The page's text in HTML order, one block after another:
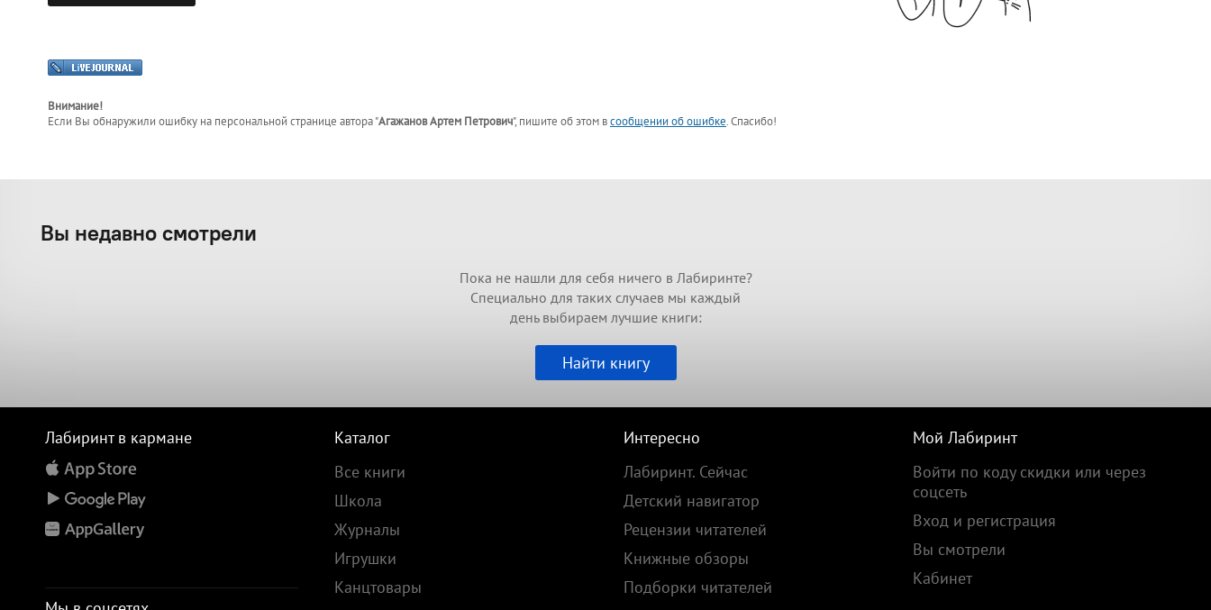
Внимание!
Если Вы обнаружили ошибку на персональной странице автора "Агажанов Артем Петрович", пишите об этом всообщении об ошибке. Спасибо!
Вы недавно смотрели
Пока не нашли для себя ничего в Лабиринте?
Специально для таких случаев мы каждый
день выбираем лучшие книги:
Найти книгу
Лабиринт в кармане
Каталог
Все книги
Школа
Журналы
Игрушки
Канцтовары
Интересно
Лабиринт. Сейчас
Детский навигатор
Рецензии читателей
Книжные обзоры
Подборки читателей
Мой Лабиринт
Войти по коду скидки или через
соцсеть
Вход и регистрация
Вы смотрели
Кабинет